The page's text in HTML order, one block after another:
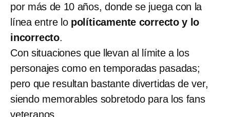
por más de 10 años, donde se juega con la
línea entre lo políticamente correcto y lo
incorrecto.
Con situaciones que llevan al límite a los
personajes como en temporadas pasadas;
pero que resultan bastante divertidas de ver,
siendo memorables sobretodo para los fans
veteranos.